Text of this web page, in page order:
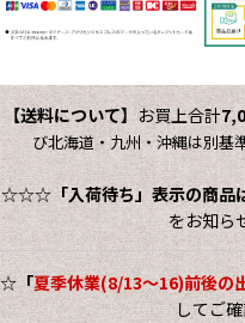
【送料について】 お買上合計
び北海道・九州・沖縄は別基
☆☆☆「入荷待ち」表示の商品
をお知
☆「夏季休業(8/13～16)前後の
してご